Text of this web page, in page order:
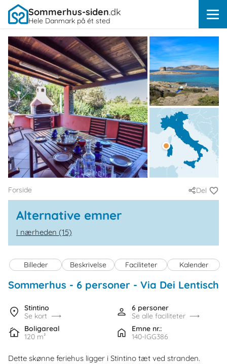
Sommerhus-siden.dk
Hele Danmark på ét sted
Forside Del
Alternative emner
I nærheden (15)
Billeder Beskrivelse Faciliteter Kalender
Sommerhus - 6 personer - Via Dei Lentischi
Stintino
Se kort
6 personer
Se alle faciliteter
Boligareal
120 m²
Emne nr.:
140-IGG386
Dette skønne feriehus ligger i Stintino tæt ved stranden.